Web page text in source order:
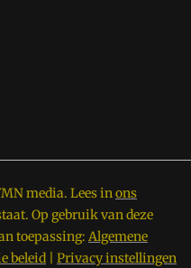
media. Lees inons
Op gebruik van deze
toepassing: Algemene
beleid Privacy instellingen